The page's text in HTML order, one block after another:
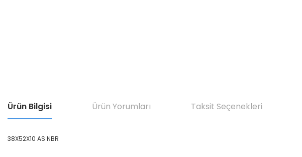
Ürün Bilgisi Ürün Yorumları Taksit Seçenekleri
38X52X10 AS NBR